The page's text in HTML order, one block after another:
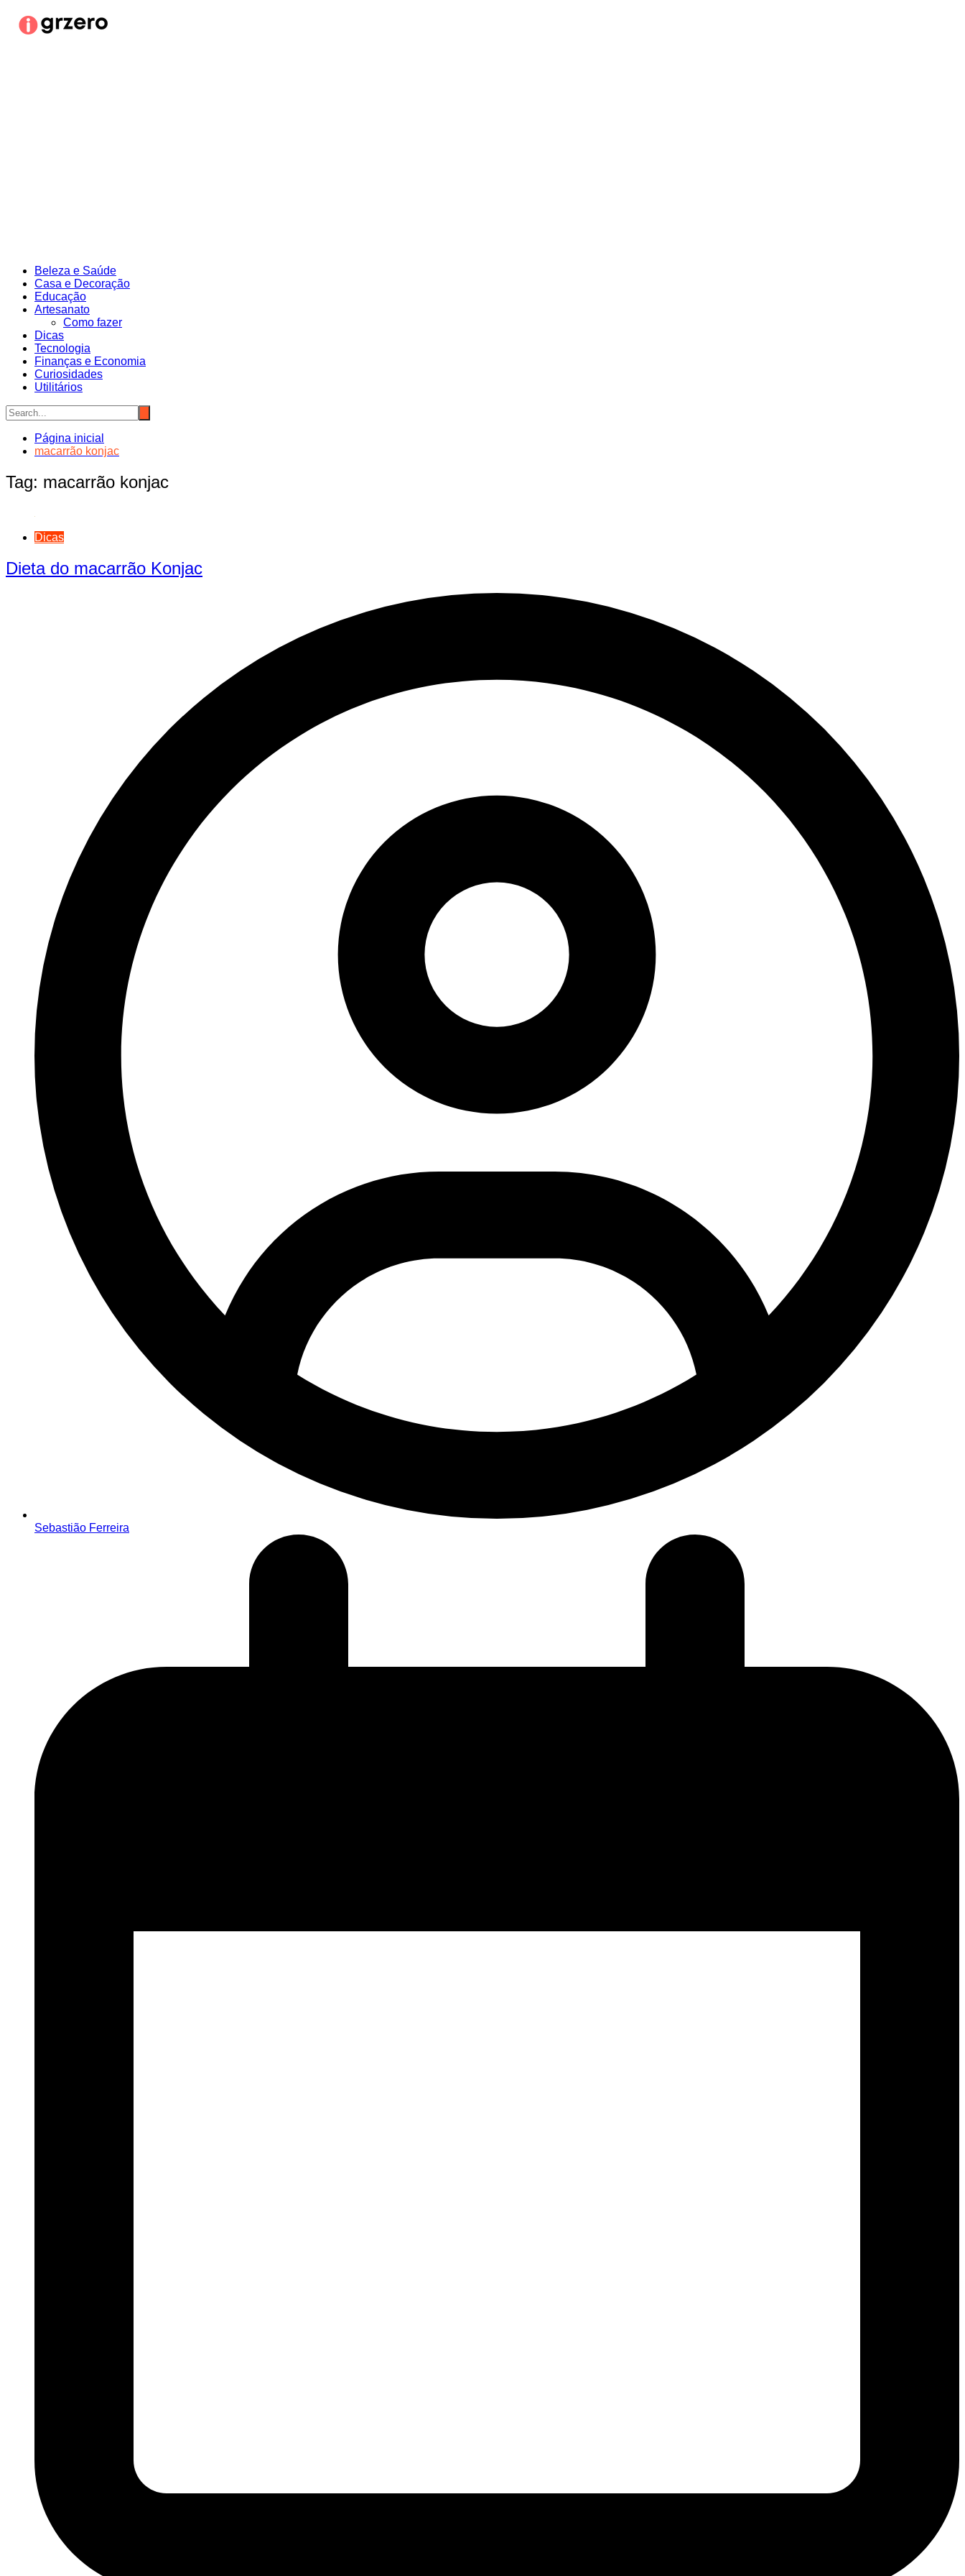
para
Beleza e Saúde
Casa e Decoração
Educação
Artesanato
Como fazer
Dicas
Tecnologia
Finanças e Economia
Curiosidades
Utilitários
Página inicial
macarrão konjac
Tag: macarrão konjac
Dicas
Dieta do macarrão Konjac
Sebastião Ferreira